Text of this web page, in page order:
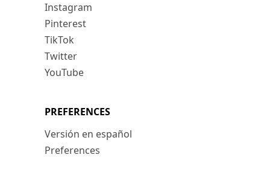
Instagram
Pinterest
TikTok
Twitter
YouTube
PREFERENCES
Versión en español
Preferences